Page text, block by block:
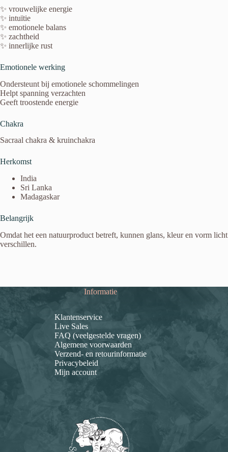
✨ vrouwelijke energie
✨ intuïtie
✨ emotionele balans
✨ zachtheid
✨ innerlijke rust
Emotionele werking
Ondersteunt bij emotionele schommelingen
Helpt spanning verzachten
Geeft troostende energie
Chakra
Sacraal chakra & kruinchakra
Herkomst
India
Sri Lanka
Madagaskar
Belangrijk
Omdat het een natuurproduct betreft, kunnen glans, kleur en vorm licht
verschillen.
Informatie
Klantenservice
Live Sales
FAQ (veelgestelde vragen)
Algemene voorwaarden
Verzend- en retourinformatie
Privacybeleid
Mijn account